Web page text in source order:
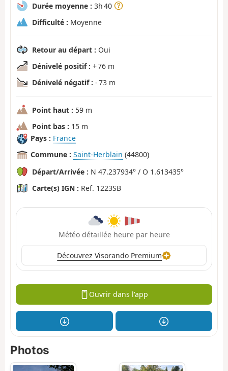
Durée moyenne : 3h 40
Difficulté : Moyenne
Retour au départ : Oui
Dénivelé positif : + 76 m
Dénivelé négatif : - 73 m
Point haut : 59 m
Point bas : 15 m
Pays : France
Commune : Saint-Herblain (44800)
Départ/Arrivée : N 47.237934° / O 1.613435°
Carte(s) IGN : Ref. 1223SB
Météo détaillée heure par heure
Découvrez Visorando Premium
Ouvrir dans l'app
Photos